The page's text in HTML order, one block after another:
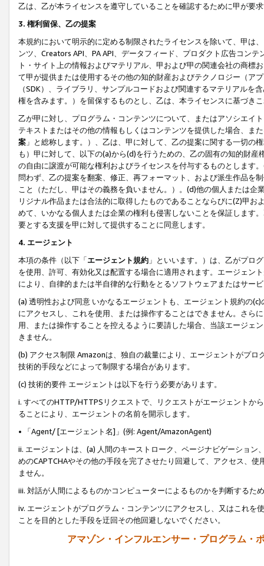
乙は、乙が本ライセンスを遵守していることを確認するために甲が要
3. 権利留保、乙の提案
本規約において明示的に定める制限されたライセンスを除いて、甲は
ンツ、Creators API、PA API、データフィード、プロダクト広告コン
ト・サイト上の情報およびマテリアル、甲および甲の関連会社の商
て甲が提供または使用するその他の知的財産およびテクノロジー（ア
（SDK）、ライブラリ、サンプルコードおよび関連するマテリアル
権を含みます。）を留保するものとし、乙は、本ライセンスに基づき
乙が甲に対し、プログラム・コンテンツについて、またはアソシエイ
テキストまたはその他の情報もしくはコンテンツを提供した場合、ま
案 」と総称します。）、乙は、甲に対して、乙の提案に関する一切
も）甲に対して、以下の(a)から(d)を行うための、乙の固有の知的財
の自由に譲渡が可能な権利およびライセンスを付与するものとします
問わず、乙の提案を翻案、修正、再フォーマット、および派生作品を
こと（ただし、甲はその義務を負いません。）。(d)他の個人または
リジナル作品または合法的に取得したものであることならびに(Z)甲
めて、いかなる個人または企業の権利も侵害しないことを保証します
要とする支援を甲に対して提供することに同意します。
4. エージェント
本項の条件（以下「エージェント規約 」といいます。）は、乙がプロ
を使用、許可、有効化又は配置する場合に適用されます。エージェン
により、自律的または半自律的な行動をとるソフトウェアまたはサー
(a) 透明性および同意 いかなるエージェントも、エージェント規約の
にアクセスし、これを使用、または操作することはできません。さら
用、または操作することを控えるように要請した場合、当該エージェ
きません。
(b) アクセス制限 Amazonは、独自の裁量により、エージェントがプ
技術的手段などによって制限する場合があります。
(c) 技術的要件 エージェントは以下を行う必要があります。
i. すべてのHTTP/HTTPSリクエストで、リクエストがエージェントか
ることにより、エージェントの名前を開示します。
• 「Agent/ [エージェント名]」(例: Agent/AmazonAgent)
ii. エージェントは、(a) 人間のキーストローク、ページナビゲーショ
めのCAPTCHAやその他の手段を完了させたり回避して、アクセス、
ません。
iii. 対話が人間によるものかコンピューターによるものかを判断するた
iv. エージェントがプログラム・コンテンツにアクセスし、又はこれ
ことを目的とした手段を迂回その他回避しないでください。
アマゾン・インフルエンサー・プログラム・